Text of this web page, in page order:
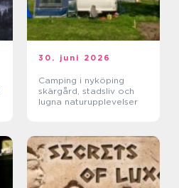
30. juni 2026
Camping i nyköping
skärgård, stadsliv och
lugna naturupplevelser